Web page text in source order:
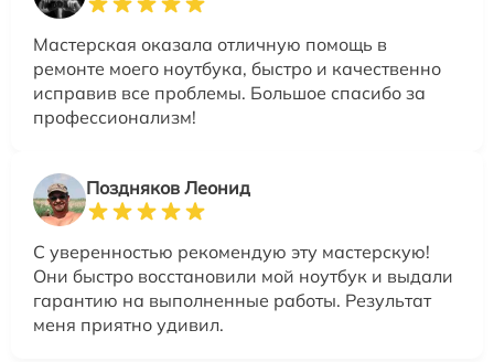
Мастерская оказала отличную помощь в
ремонте моего ноутбука, быстро и качественно
исправив все проблемы. Большое спасибо за
профессионализм!
Поздняков Леонид
С уверенностью рекомендую эту мастерскую!
Они быстро восстановили мой ноутбук и выдали
гарантию на выполненные работы. Результат
меня приятно удивил.